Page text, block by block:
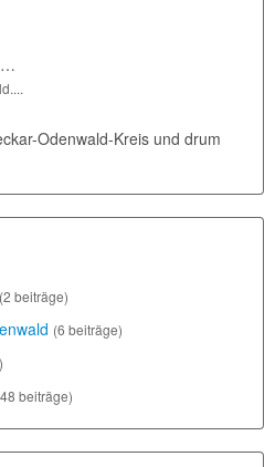
Neckar-Odenwald-info
Odenwald-Kreis und drum
(2 beiträge)
(6 beiträge)
beiträge)